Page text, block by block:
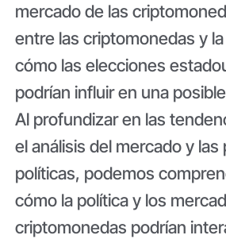
mercado de las
entre las criptomonedas y
cómo las elecciones
podrían influir en una
Al profundizar en las
el análisis del mercado y las
políticas, podemos
cómo la política y los
criptomonedas podrían